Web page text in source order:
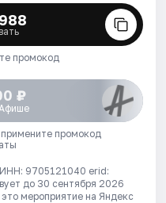
промокод
₽
промокод
9705121040 erid:
до 30 сентября 2026
мероприятие на Яндекс